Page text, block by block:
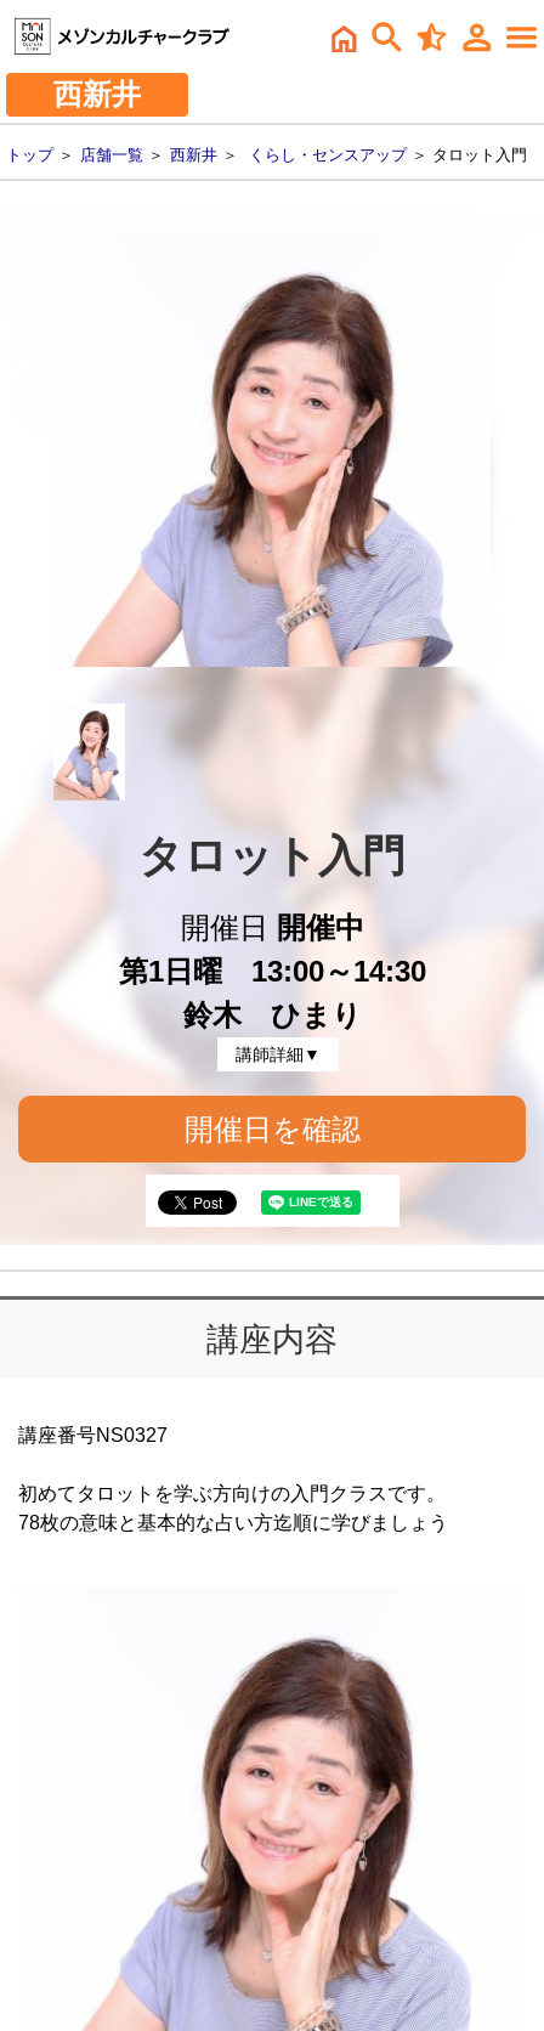
西新井
トップ＞ 店舗一覧 ＞ 西新井 ＞ くらし・センスアップ＞ タロット入門
タロット入門
開催日
開催中
第1日曜 13:00～14:30
鈴木 ひまり
講師詳細▼
開催日を確認
講座内容
講座番号NS0327
初めてタロットを学ぶ方向けの入門クラスです。
78枚の意味と基本的な占い方迄順に学びましょう